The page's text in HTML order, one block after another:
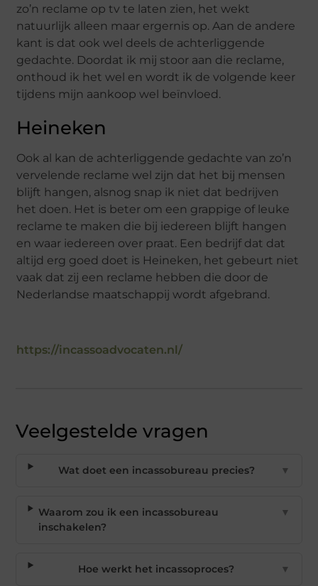
zo’n reclame op tv te laten zien, het wekt
natuurlijk alleen maar ergernis op. Aan de andere
kant is dat ook wel deels de achterliggende
gedachte. Doordat ik mij stoor aan die reclame,
onthoud ik het wel en wordt ik de volgende keer
tijdens mijn aankoop wel beïnvloed.
Heineken
Ook al kan de achterliggende gedachte van zo’n
vervelende reclame wel zijn dat het bij mensen
blijft hangen, alsnog snap ik niet dat bedrijven
het doen. Het is beter om een grappige of leuke
reclame te maken die bij iedereen blijft hangen
en waar iedereen over praat. Een bedrijf dat dat
altijd erg goed doet is Heineken, het gebeurt niet
vaak dat zij een reclame hebben die door de
Nederlandse maatschappij wordt afgebrand.
https://incassoadvocaten.nl/
Veelgestelde vragen
Wat doet een incassobureau precies? ▼
Waarom zou ik een incassobureau
inschakelen?
▼
Hoe werkt het incassoproces? ▼